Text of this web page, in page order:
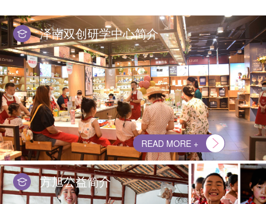
泽南双创研学中心简介
READ MORE +
方旭公益简介